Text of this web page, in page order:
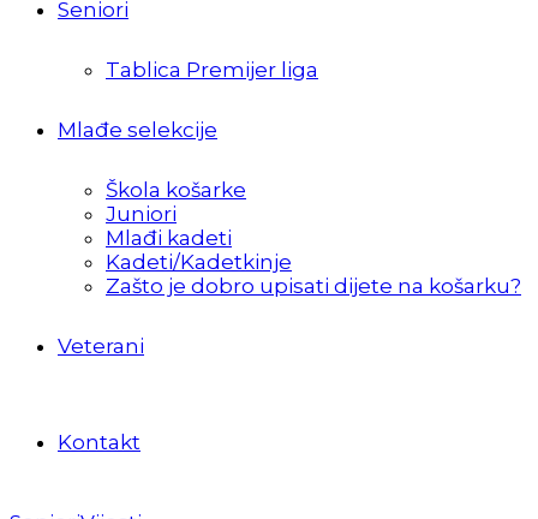
Seniori
Tablica Premijer liga
Mlađe selekcije
Škola košarke
Juniori
Mlađi kadeti
Kadeti/Kadetkinje
Zašto je dobro upisati dijete na košarku?
Veterani
Kontakt